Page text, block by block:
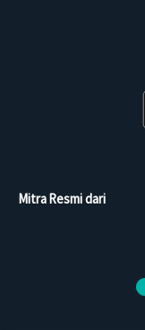
Mitra Resmi dari